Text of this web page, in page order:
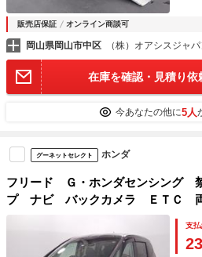
販売店保証 オンライン商談可
岡山県岡山市中区
在庫を確認・見積り依
今あなたの他に5人
グーネットセレクト ホンダ
フリード Ｇ・ホンダセンシング
プ ナビ バックカメラ ＥＴＣ
ＥＤヘッドライト オートライト
ア アイドルＳ 記録簿付き フル
ウ ＬＫＡ
支